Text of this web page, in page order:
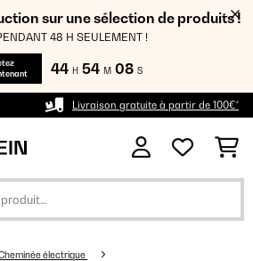
sur une sélection de produits !
48 H SEULEMENT !
44 H 54 M 08 S
Livraison gratuite à partir de 100€*
électrique